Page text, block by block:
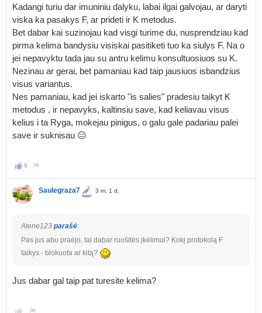
Kadangi turiu dar imuniniu dalyku, labai ilgai galvojau, ar daryti
viska ka pasakys F, ar prideti ir K metodus.
Bet dabar kai suzinojau kad visgi turime du, nusprendziau kad
pirma kelima bandysiu visiskai pasitiketi tuo ka siulys F. Na o
jei nepavyktu tada jau su antru kelimu konsultuosiuos su K.
Nezinau ar gerai, bet pamaniau kad taip jausiuos isbandzius
visus variantus.
Nes pamaniau, kad jei iskarto "is salies" pradesiu taikyt K
metodus , ir nepavyks, kaltinsiu save, kad keliavau visus
kelius i ta Ryga, mokejau pinigus, o galu gale padariau palei
save ir suknisau 😑
5
Saulegraza7 3 m. 1 d.
Atene123 parašė:
Pas jus abu praėjo, tai dabar ruošitės įkėlimui? Kokį protokolą F
taikys - blokuota ar kitą?
Jus dabar gal taip pat turesite kelima?